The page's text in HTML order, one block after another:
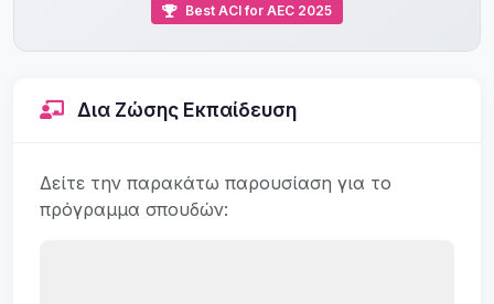
Best ACI for AEC 2025
Δια Ζώσης Εκπαίδευση
Δείτε την παρακάτω παρουσίαση για το
πρόγραμμα σπουδών: